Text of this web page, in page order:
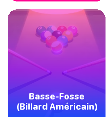
Basse-Fosse
(Billard Américain)